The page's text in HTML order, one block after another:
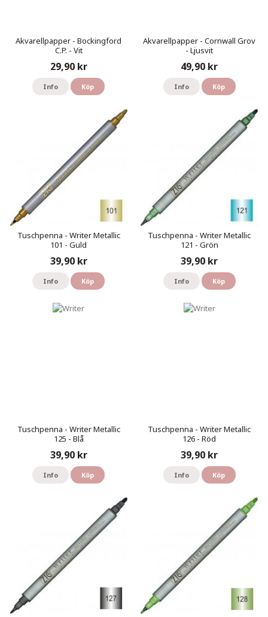
Akvarellpapper - Bockingford
C.P. - Vit
29,90 kr
Info Köp
Akvarellpapper - Cornwall Grov
- Ljusvit
49,90 kr
Info Köp
Tuschpenna - Writer Metallic
101 - Guld
39,90 kr
Info Köp
Tuschpenna - Writer Metallic
121 - Grön
39,90 kr
Info Köp
Tuschpenna - Writer Metallic
125 - Blå
39,90 kr
Info Köp
Tuschpenna - Writer Metallic
126 - Röd
39,90 kr
Info Köp